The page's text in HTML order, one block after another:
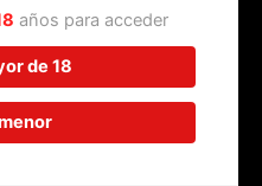
increíble,
años para acceder
de 18